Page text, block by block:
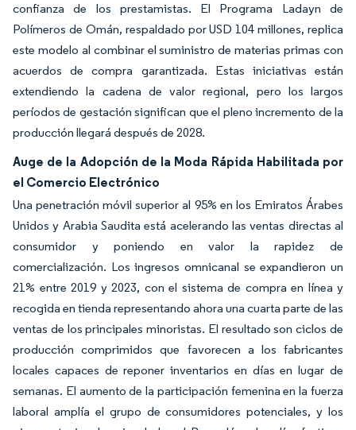
confianza de los prestamistas. El Programa Ladayn de
Polímeros de Omán, respaldado por USD 104 millones, replica
este modelo al combinar el suministro de materias primas con
acuerdos de compra garantizada. Estas iniciativas están
extendiendo la cadena de valor regional, pero los largos
períodos de gestación significan que el pleno incremento de la
producción llegará después de 2028.
Auge de la Adopción de la Moda Rápida Habilitada por
el Comercio Electrónico
Una penetración móvil superior al 95% en los Emiratos Árabes
Unidos y Arabia Saudita está acelerando las ventas directas al
consumidor y poniendo en valor la rapidez de
comercialización. Los ingresos omnicanal se expandieron un
21% entre 2019 y 2023, con el sistema de compra en línea y
recogida en tienda representando ahora una cuarta parte de las
ventas de los principales minoristas. El resultado son ciclos de
producción comprimidos que favorecen a los fabricantes
locales capaces de reponer inventarios en días en lugar de
semanas. El aumento de la participación femenina en la fuerza
laboral amplía el grupo de consumidores potenciales, y los